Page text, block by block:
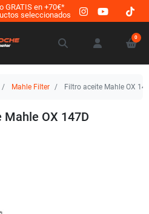
GRATIS en +70€*
seleccionados
0
Mahle Filter Filtro aceite Mahle OX
OX 147D